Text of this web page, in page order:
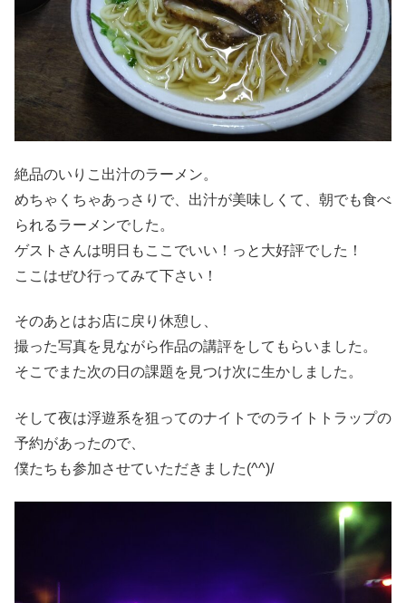
絶品のいりこ出汁のラーメン。
めちゃくちゃあっさりで、出汁が美味しくて、朝でも食べ
られるラーメンでした。
ゲストさんは明日もここでいい！っと大好評でした！
ここはぜひ行ってみて下さい！
そのあとはお店に戻り休憩し、
撮った写真を見ながら作品の講評をしてもらいました。
そこでまた次の日の課題を見つけ次に生かしました。
そして夜は浮遊系を狙ってのナイトでのライトトラップの
予約があったので、
僕たちも参加させていただきました(^^)/